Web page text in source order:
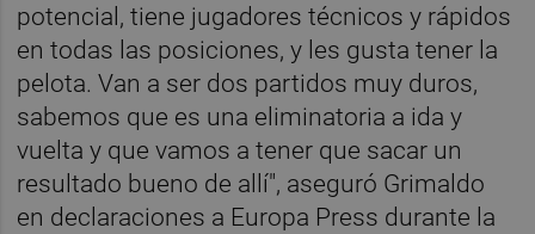
potencial, tiene jugadores técnicos y rápidos
en todas las posiciones, y les gusta tener la
pelota. Van a ser dos partidos muy duros,
sabemos que es una eliminatoria a ida y
vuelta y que vamos a tener que sacar un
resultado bueno de allí", aseguró Grimaldo
en declaraciones a Europa Press durante la